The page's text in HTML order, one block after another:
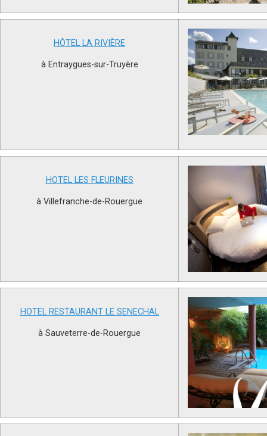
HÔTEL LA RIVIÈRE
à Entraygues-sur-Truyère
HOTEL LES FLEURINES
à Villefranche-de-Rouergue
HOTEL RESTAURANT LE SENECHAL
à Sauveterre-de-Rouergue